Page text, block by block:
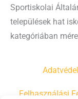
Sportiskolai
települések hat
kategóriában
Felhasználási